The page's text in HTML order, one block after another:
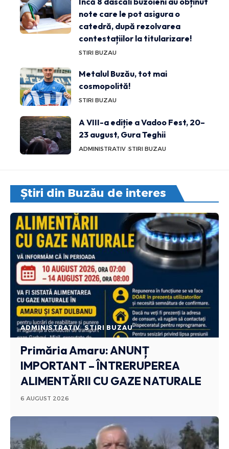
note care le pot asigura o
catedră, după rezolvarea
contestațiilor la titularizare!
STIRI BUZAU
Metalul Buzău, tot mai
cosmopolită!
STIRI BUZAU
A VIII-a ediție a Vadoo Fest, 20–
23 august, Gura Teghii
ADMINISTRATIV STIRI BUZAU
Știri din Buzău de interes
ADMINISTRATIV STIRI BUZAU
Primăria Amaru: ANUNȚ
IMPORTANT – ÎNTRERUPEREA
ALIMENTĂRII CU GAZE NATURALE
6 AUGUST 2026